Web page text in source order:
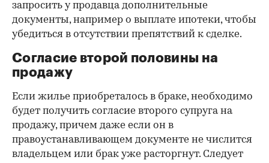
запросить у продавца дополнительные
документы, например о выплате ипотеки, чтобы
убедиться в отсутствии препятствий к сделке.
Согласие второй половины на
продажу
Если жилье приобреталось в браке, необходимо
будет получить согласие второго супруга на
продажу, причем даже если он в
правоустанавливающем документе не числится
владельцем или брак уже расторгнут. Следует